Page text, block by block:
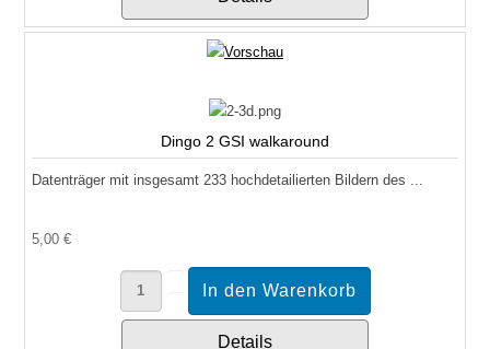
Dingo 2 GSI walkaround
Datenträger mit insgesamt 233 hochdetailierten Bildern des ...
5,00 €
Details